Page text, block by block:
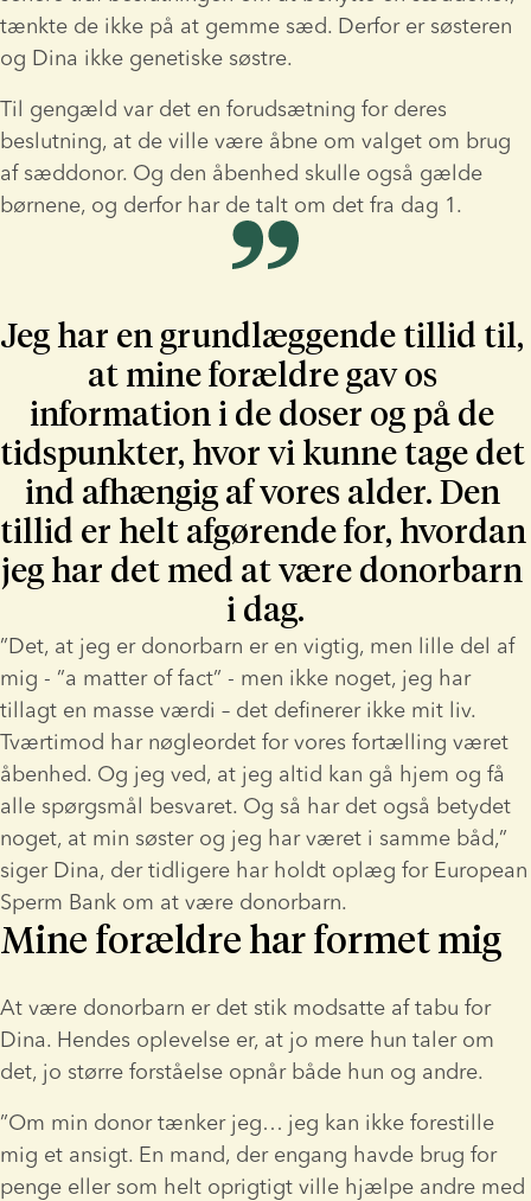
tænkte de ikke på at gemme sæd. Derfor er søsteren
og Dina ikke genetiske søstre.
Til gengæld var det en forudsætning for deres
beslutning, at de ville være åbne om valget om brug
af sæddonor. Og den åbenhed skulle også gælde
børnene, og derfor har de talt om det fra dag 1.
Jeg har en grundlæggende tillid til,
at mine forældre gav os
information i de doser og på de
tidspunkter, hvor vi kunne tage det
ind afhængig af vores alder. Den
tillid er helt afgørende for, hvordan
jeg har det med at være donorbarn
i dag.
”Det, at jeg er donorbarn er en vigtig, men lille del af
mig - ”a matter of fact” - men ikke noget, jeg har
tillagt en masse værdi – det definerer ikke mit liv.
Tværtimod har nøgleordet for vores fortælling været
åbenhed. Og jeg ved, at jeg altid kan gå hjem og få
alle spørgsmål besvaret. Og så har det også betydet
noget, at min søster og jeg har været i samme båd,”
siger Dina, der tidligere har holdt oplæg for European
Sperm Bank om at være donorbarn.
Mine forældre har formet mig
At være donorbarn er det stik modsatte af tabu for
Dina. Hendes oplevelse er, at jo mere hun taler om
det, jo større forståelse opnår både hun og andre.
”Om min donor tænker jeg… jeg kan ikke forestille
mig et ansigt. En mand, der engang havde brug for
penge eller som helt oprigtigt ville hjælpe andre med